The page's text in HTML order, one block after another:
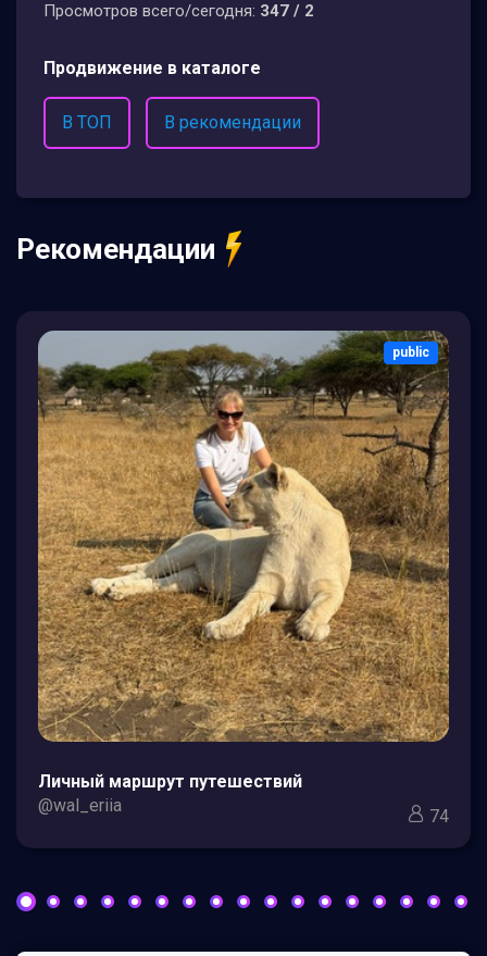
Просмотров всего/сегодня: 347 / 2
Продвижение в каталоге
В ТОП В рекомендации
Рекомендации
public
Личный маршрут путешествий
@wal_eriia
74